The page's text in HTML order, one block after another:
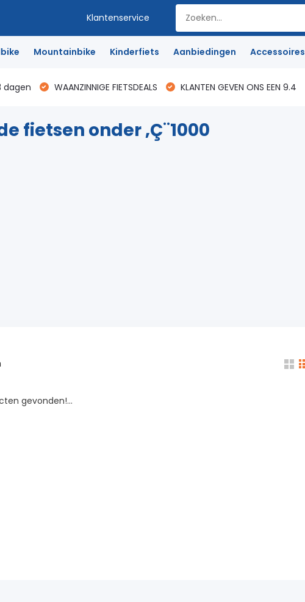
Klantenservice
Mountainbike Kinderfiets Aanbiedingen Accessoires
dagen WAANZINNIGE FIETSDEALS KLANTEN GEVEN ONS EEN 9.4
fietsen onder ‚Ç¨1000
gevonden!...